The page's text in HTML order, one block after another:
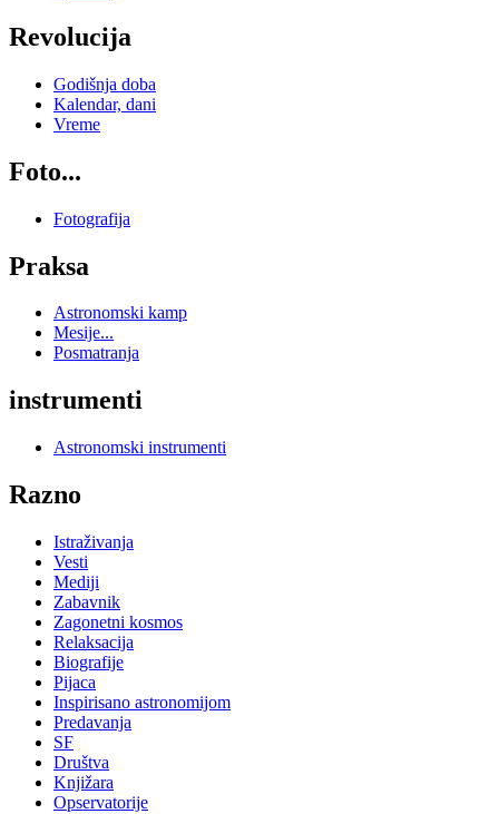
Revolucija
Godišnja doba
Kalendar, dani
Vreme
Foto...
Fotografija
Praksa
Astronomski kamp
Mesije...
Posmatranja
instrumenti
Astronomski instrumenti
Razno
Istraživanja
Vesti
Mediji
Zabavnik
Zagonetni kosmos
Relaksacija
Biografije
Pijaca
Inspirisano astronomijom
Predavanja
SF
Društva
Knjižara
Opservatorije